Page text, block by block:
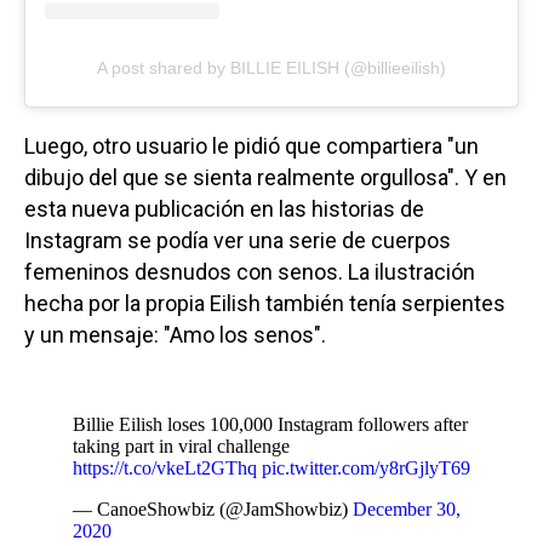
A post shared by BILLIE EILISH (@billieeilish)
Luego, otro usuario le pidió que compartiera "un
dibujo del que se sienta realmente orgullosa". Y en
esta nueva publicación en las historias de
Instagram se podía ver una serie de cuerpos
femeninos desnudos con senos. La ilustración
hecha por la propia Eilish también tenía serpientes
y un mensaje: "Amo los senos".
Billie Eilish loses 100,000 Instagram followers after
taking part in viral challenge
https://t.co/vkeLt2GThq pic.twitter.com/y8rGjlyT69
— CanoeShowbiz (@JamShowbiz) December 30,
2020